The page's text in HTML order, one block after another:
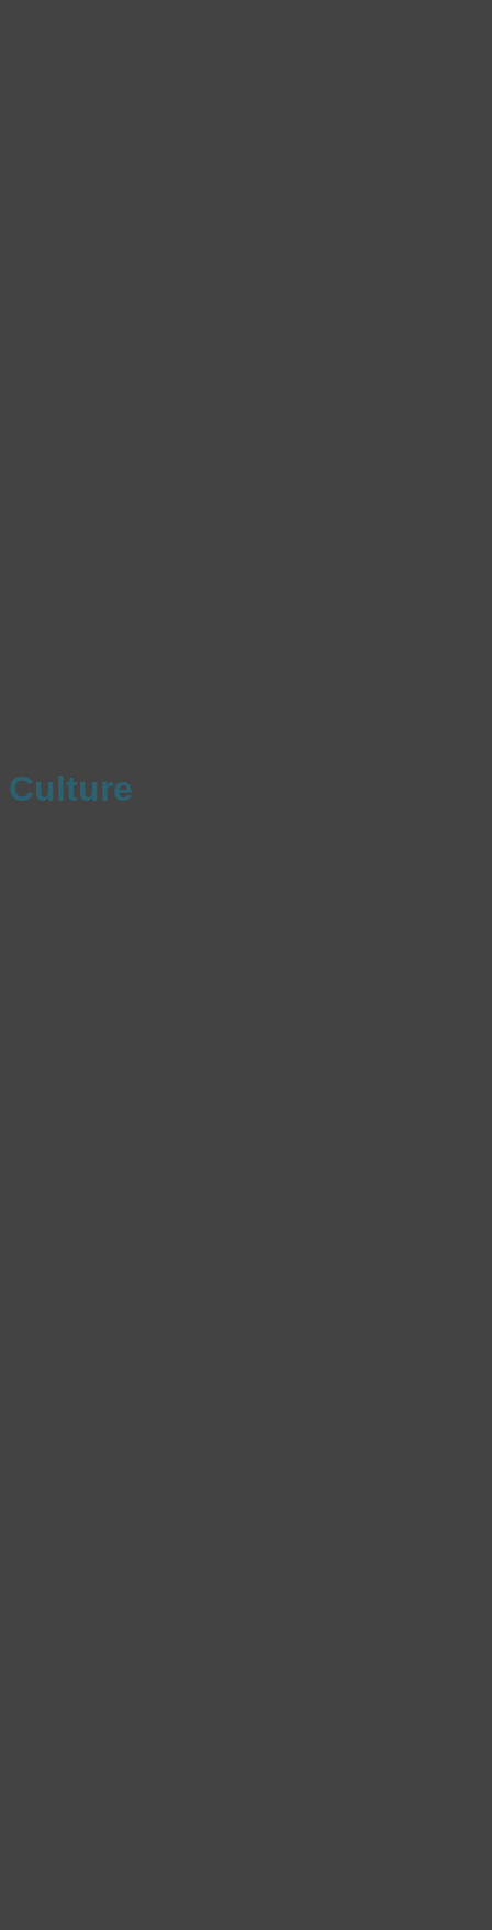
Culture